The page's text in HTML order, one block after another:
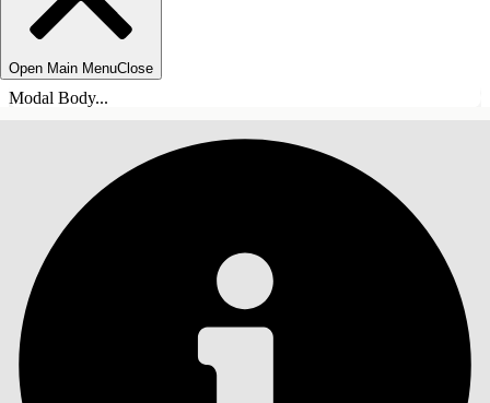
Open Main MenuClose
Modal Body...
СОДЕРЖАНИЕ